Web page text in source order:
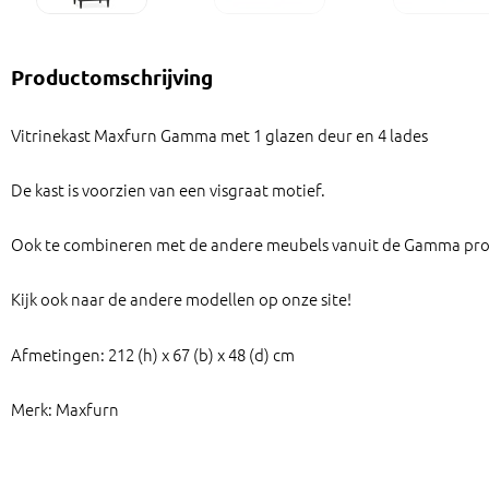
Productomschrijving
Vitrinekast Maxfurn Gamma met 1 glazen deur en 4 lades
De kast is voorzien van een visgraat motief.
Ook te combineren met de andere meubels vanuit de Gamma
Kijk ook naar de andere modellen op onze site!
Afmetingen: 212 (h) x 67 (b) x 48 (d) cm
Merk: Maxfurn